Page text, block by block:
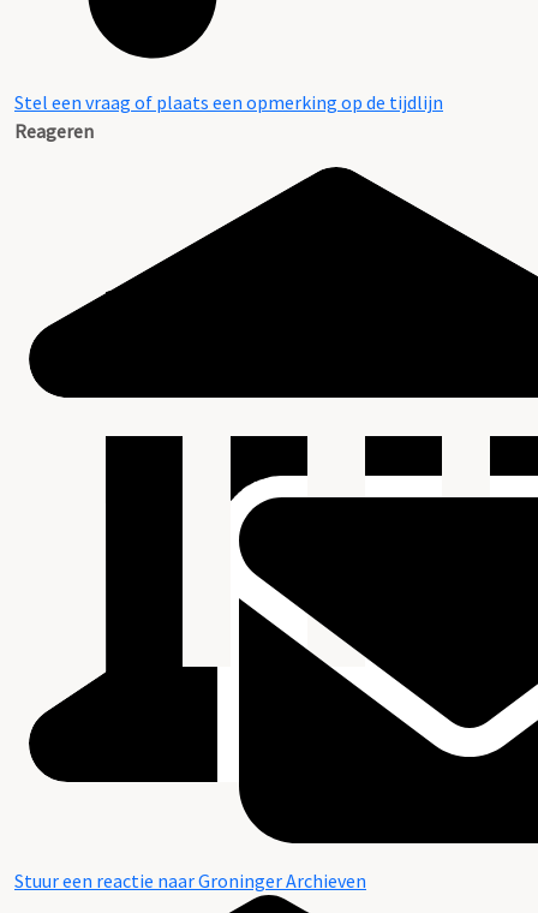
Stel een vraag of plaats een opmerking op de tijdlijn
Reageren
Stuur een reactie naar Groninger Archieven